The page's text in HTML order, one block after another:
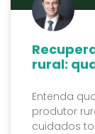
rural:
Entenda
produtor
cuidados